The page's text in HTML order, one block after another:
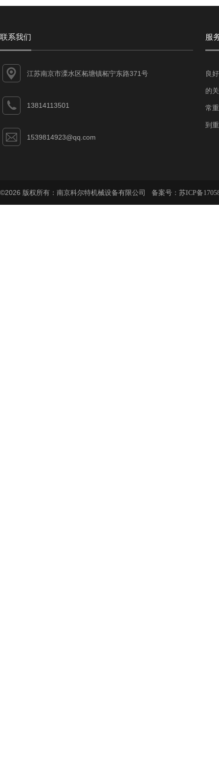
联系我们
江苏南京市溧水区柘塘镇柘宁东路371号
13814113501
1539814923@qq.com
服
良
的
常
到
©2026 版权所有：南京科尔特机械设备有限公司 备案号： 苏ICP备